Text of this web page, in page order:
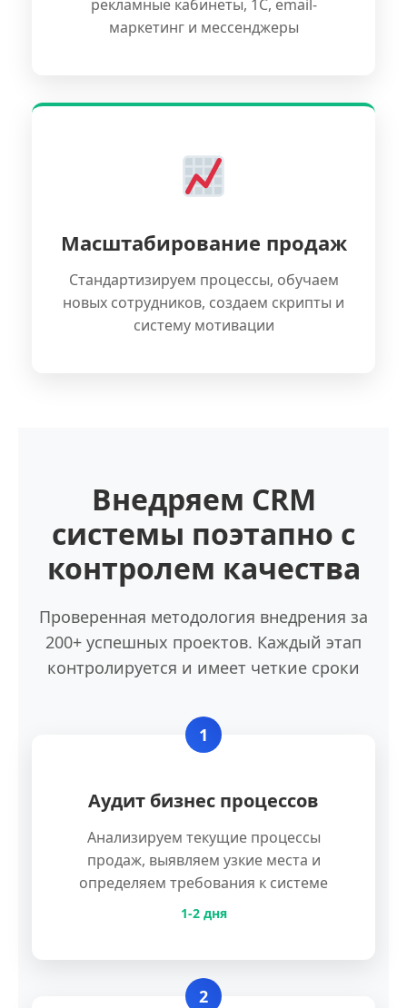
рекламные кабинеты, 1С, email-
маркетинг и мессенджеры
Масштабирование продаж
Стандартизируем процессы, обучаем
новых сотрудников, создаем скрипты и
систему мотивации
Внедряем CRM
системы поэтапно с
контролем качества
Проверенная методология внедрения за
200+ успешных проектов. Каждый этап
контролируется и имеет четкие сроки
1
Аудит бизнес процессов
Анализируем текущие процессы
продаж, выявляем узкие места и
определяем требования к системе
1-2 дня
2